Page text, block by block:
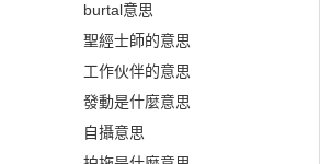
burtal意思
聖經士師的意思
工作伙伴的意思
發動是什麼意思
自攝意思